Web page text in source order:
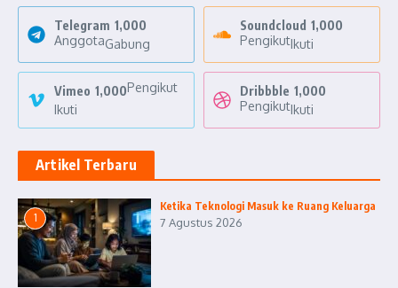
Telegram 1,000
AnggotaGabung
Soundcloud 1,000
PengikutIkuti
Vimeo 1,000Pengikut
Ikuti
Dribbble 1,000
PengikutIkuti
Artikel Terbaru
1
Ketika Teknologi Masuk ke Ruang Keluarga
7 Agustus 2026